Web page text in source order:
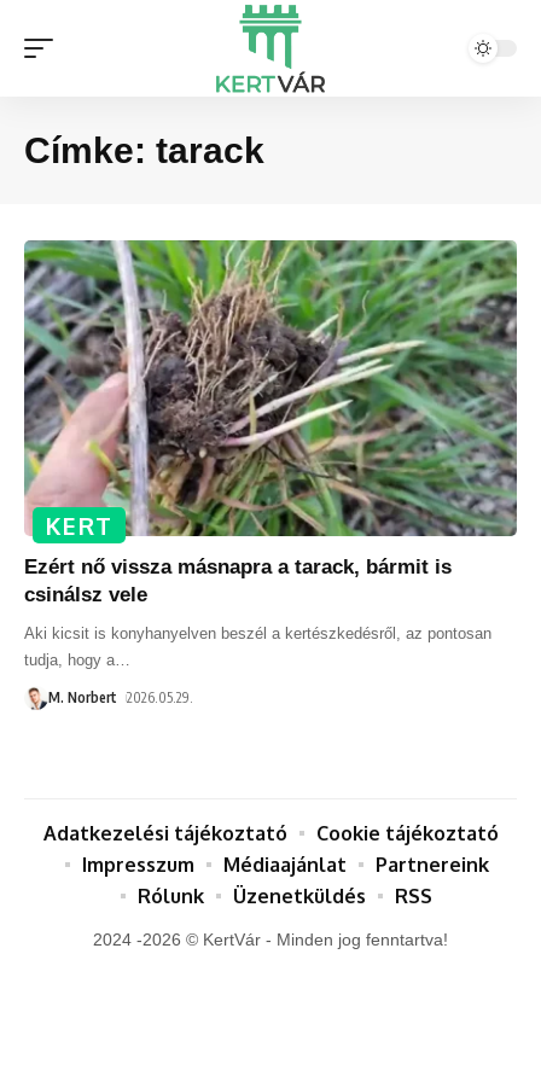
Címke: tarack
KERT
Ezért nő vissza másnapra a tarack, bármit is
csinálsz vele
Aki kicsit is konyhanyelven beszél a kertészkedésről, az pontosan
tudja, hogy a
M. Norbert 2026.05.29.
2024 -2026 © KertVár - Minden jog fenntartva!
Adatkezelési tájékoztató
Cookie tájékoztató
Impresszum
Médiaajánlat
Partnereink
Rólunk
Üzenetküldés RSS